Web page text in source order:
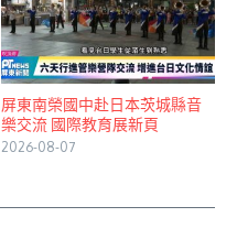
屏東南榮國中赴日本茨城縣音
樂交流 國際教育展新頁
2026-08-07